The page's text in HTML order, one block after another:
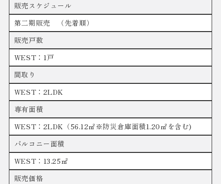
販売スケジュール
第二期販売 （先着順）
販売戸数
WEST：1戸
間取り
WEST：2LDK
専有面積
WEST：2LDK（56.12㎡※防災倉庫面積1.20㎡を含む)
バルコニー面積
WEST：13.25㎡
販売価格